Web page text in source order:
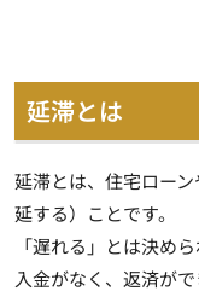
延滞とは
延滞とは、 住宅ロー
延する）ことです。
「遅れる」とは決め
入金がなく、返済がで